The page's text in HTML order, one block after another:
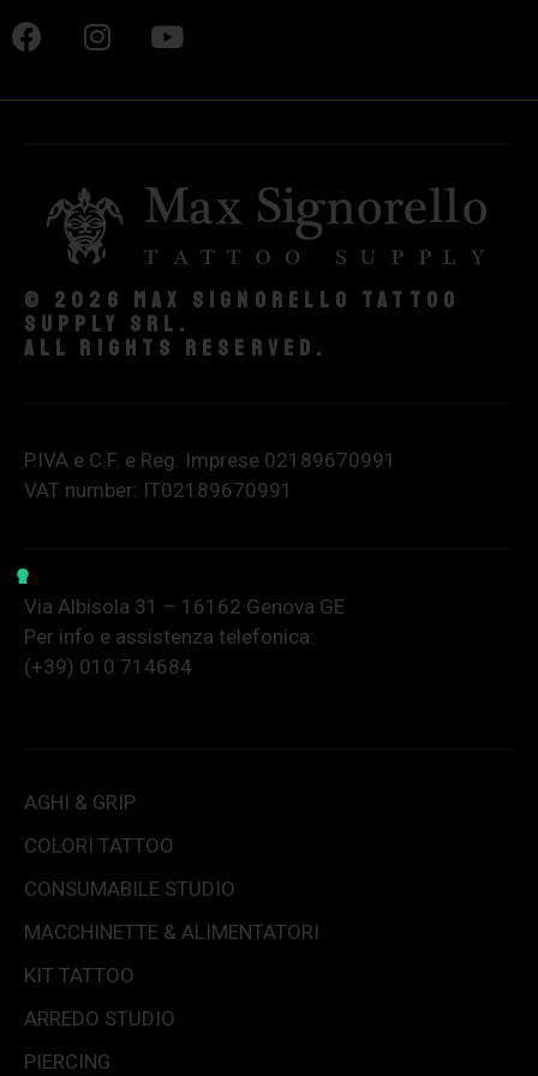
© 2026 Max Signorello Tattoo
supply srl.
All rights reserved.
P.IVA e C.F. e Reg. Imprese 02189670991
VAT number: IT02189670991
Via Albisola 31 – 16162 Genova GE
Per info e assistenza telefonica:
(+39) 010 714684
AGHI & GRIP
COLORI TATTOO
CONSUMABILE STUDIO
MACCHINETTE & ALIMENTATORI
KIT TATTOO
ARREDO STUDIO
PIERCING